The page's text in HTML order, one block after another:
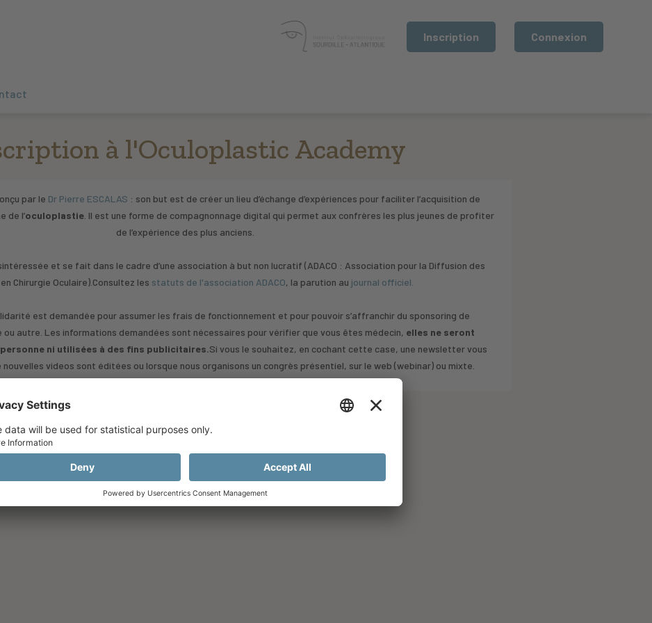
Inscription Connexion
à l'Oculoplastic Academy
par le Dr Pierre ESCALAS : son but est de créer un lieu d’échange d’expériences pour faciliter l’acquisition de
de l’oculoplastie . Il est une forme de compagnonnage digital qui permet aux confrères les plus jeunes de profiter
de l’expérience des plus anciens.
et se fait dans le cadre d’une association à but non lucratif (ADACO : Association pour la Diffusion des
Chirurgie Oculaire).Consultez les statuts de l'association ADACO, la parution au journal officiel.
est demandée pour assumer les frais de fonctionnement et pour pouvoir s’affranchir du sponsoring de
ou autre. Les informations demandées sont nécessaires pour vérifier que vous êtes médecin, elles ne seront
ni utilisées à des fins publicitaires.Si vous le souhaitez, en cochant cette case, une newsletter vous
videos sont éditées ou lorsque nous organisons un congrès présentiel, sur le web (webinar) ou mixte.
Vous avez déjà un compte ? Connectez-vous ici